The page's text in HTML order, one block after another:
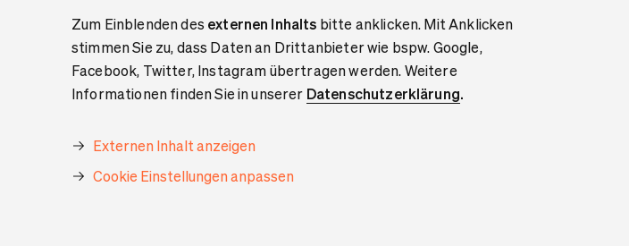
Zum Einblenden des externen Inhalts bitte anklicken. Mit Anklicken
stimmen Sie zu, dass Daten an Drittanbieter wie bspw. Google,
Facebook, Twitter, Instagram übertragen werden. Weitere
Informationen finden Sie in unserer Datenschutzerklärung.
Externen Inhalt anzeigen
Cookie Einstellungen anpassen